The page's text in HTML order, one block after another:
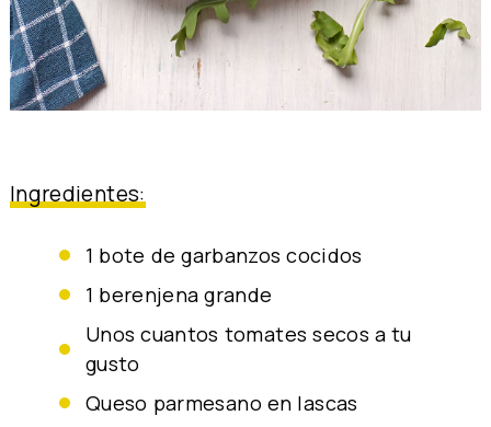
Ingredientes:
1 bote de garbanzos cocidos
1 berenjena grande
unos cuantos tomates secos a tu
gusto
queso parmesano en lascas